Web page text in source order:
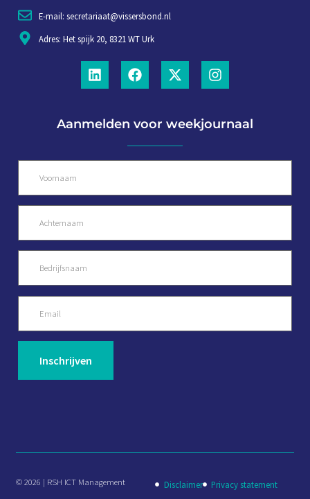
E-mail: secretariaat@vissersbond.nl
Adres: Het spijk 20, 8321 WT Urk
Aanmelden voor weekjournaal
© 2026 | RSH ICT Management Disclaimer Privacy statement